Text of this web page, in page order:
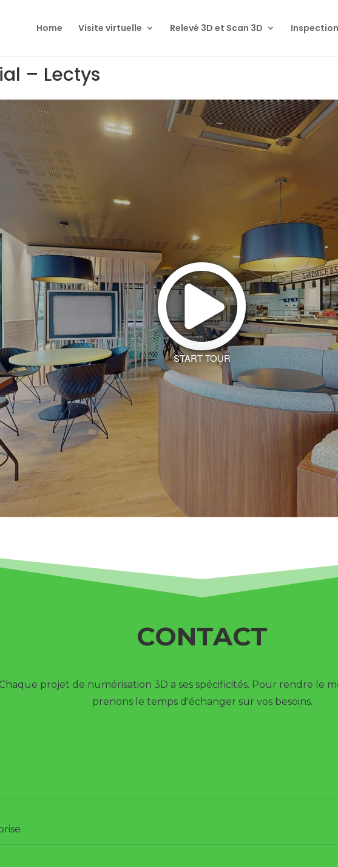
Home Visite virtuelle Relevé 3D et Scan 3D
– Lectys
START TOUR
CONTACT
Chaque projet de numérisation 3D a ses spécificités. Pour rendre le
prenons le temps d'échanger sur vos besoins.